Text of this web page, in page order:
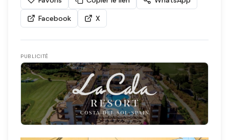
Facebook
X
PUBLICITÉ